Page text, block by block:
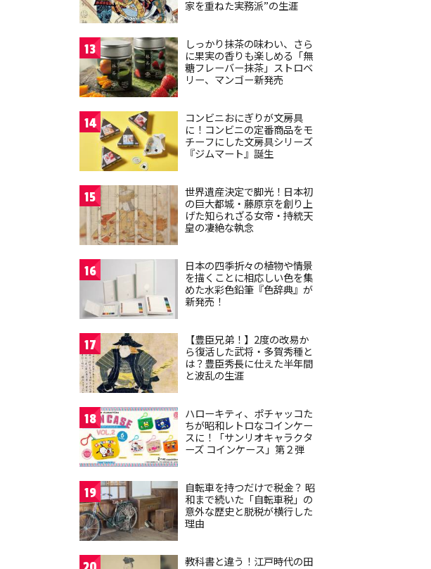
家を重ねた実務派”の生涯
13
しっかり抹茶の味わい、さら
に果実の香りも楽しめる「無
糖フレーバー抹茶」ストロベ
リー、マンゴー新発売
14
コンビニおにぎりが文房具
に！コンビニの定番商品をモ
チーフにした文房具シリーズ
『ジムマート』誕生
15
世界遺産決定で脚光！日本初
の巨大都城・藤原京を創り上
げた知られざる女帝・持統天
皇の凄絶な執念
16
日本の四季折々の植物や情景
を描くことに相応しい色を集
めた水彩色鉛筆『色辞典』が
新発売！
17
【豊臣兄弟！】2度の改易か
ら復活した武将・多賀秀種と
は？豊臣秀長に仕えた半年間
と波乱の生涯
18
ハローキティ、ポチャッコた
ちが昭和レトロなコインケー
スに！「サンリオキャラクタ
ーズ コインケース」第２弾
19
自転車を持つだけで税金？ 昭
和まで続いた「自転車税」の
意外な歴史と脱税が横行した
理由
教科書と違う！江戸時代の田